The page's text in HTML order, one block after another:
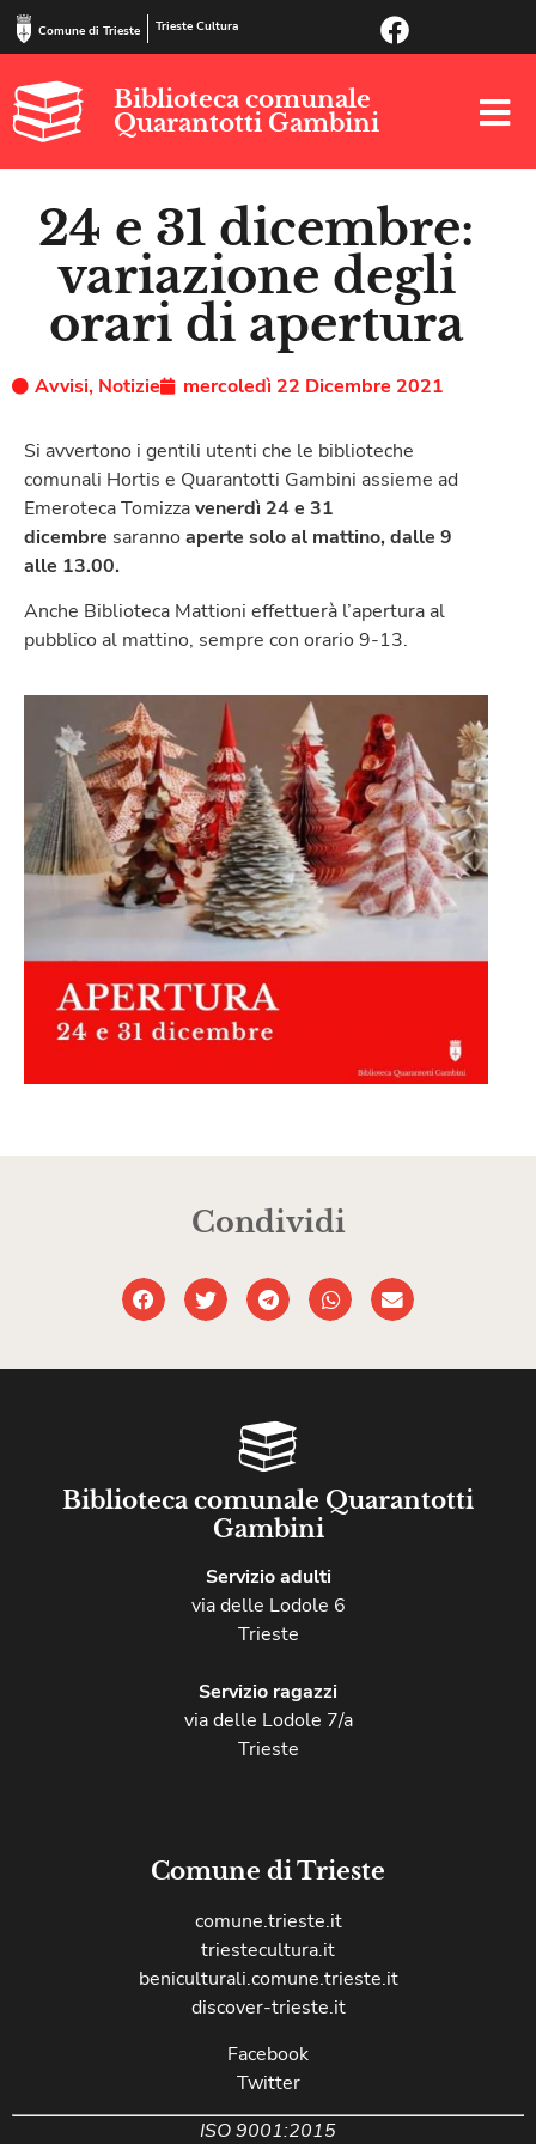
Comune di Trieste Trieste Cultura
Biblioteca comunale
Quarantotti Gambini
24 e 31 dicembre:
variazione degli
orari di apertura
Avvisi, Notizie mercoledì 22 Dicembre 2021
Si avvertono i gentili utenti che le biblioteche
comunali Hortis e Quarantotti Gambini assieme ad
Emeroteca Tomizzavenerdì 24 e 31
dicembre saranno aperte solo al mattino, dalle 9
alle 13.00.
Anche Biblioteca Mattioni effettuerà l’apertura al
pubblico al mattino, sempre con orario 9-13.
Condividi
Biblioteca comunale Quarantotti
Gambini
Servizio adulti
via delle Lodole 6
Trieste
Servizio ragazzi
via delle Lodole 7/a
Trieste
Comune di Trieste
comune.trieste.it
triestecultura.it
beniculturali.comune.trieste.it
discover-trieste.it
Facebook
Twitter
ISO 9001:2015